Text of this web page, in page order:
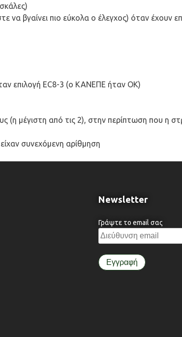
βγαίνει πιο εύκολα ο έλεγχος) όταν έχουν
επιλογή EC8-3 (ο KANEΠE ήταν ΟΚ)
μέγιστη από τις 2), στην περίπτωση που η
συνεχόμενη αρίθμηση
Newsletter
Γράψτε το email σας